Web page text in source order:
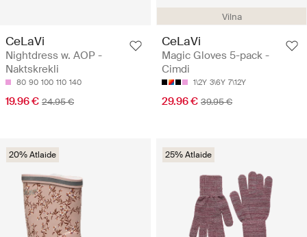
CeLaVi
Nightdress w. AOP -
Naktskrekli
80 90 100 110 140
19.96 € 24.95 €
Vilna
CeLaVi
Magic Gloves 5-pack -
Cimdi
1\2Y 3\6Y 7\12Y
29.96 € 39.95 €
20% Atlaide 25% Atlaide